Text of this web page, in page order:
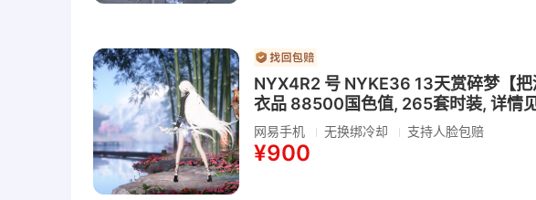
NYX4R2 号 NYKE36 13天赏碎梦【
衣品 88500国色值, 265套时装, 详情
网易手机 无换绑冷却 支持人脸包赔
¥900